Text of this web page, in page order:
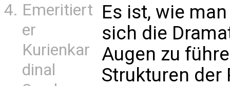
Emeritiert
er
Kurienkar
dinal
Es ist, wie
sich die
Augen zu
Strukturen der